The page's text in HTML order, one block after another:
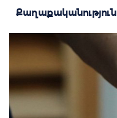
Քաղաքականություն